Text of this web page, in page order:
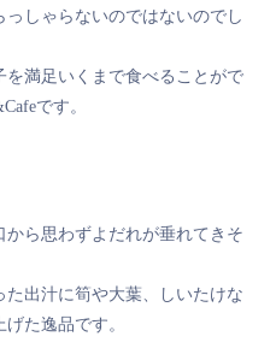
しゃらないのではないのでし
満足いくまで食べることがで
です。
ら思わずよだれが垂れてきそ
出汁に筍や大葉、しいたけな
た逸品です。